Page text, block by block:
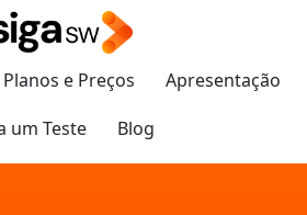
Planos e Preços
Apresentação
um Teste
Blog